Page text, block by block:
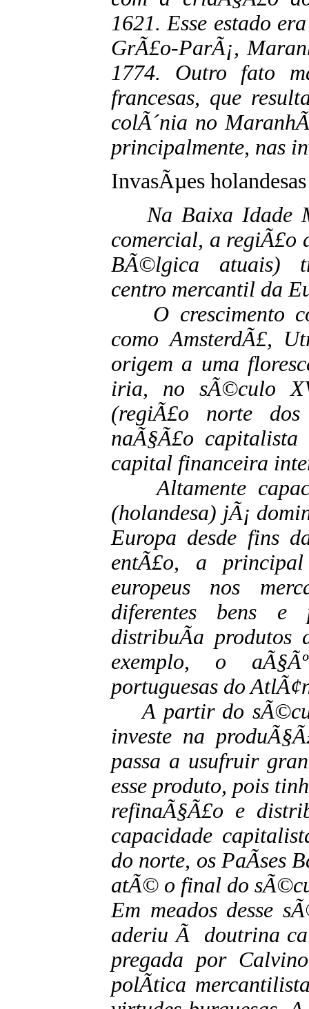
1621. Esse estado
GrÃ£o-ParÃ¡,
1774. Outro fato
francesas, que
colÃ´nia no
principalmente, nas
InvasÃµes
Na Baixa Idade
comercial, a regiÃ£o
BÃ©lgica atuais)
centro mercantil da
O crescimento
como AmsterdÃ£,
origem a uma
iria, no sÃ©culo
(regiÃ£o norte
naÃ§Ã£o
capital financeira
Altamente
(holandesa) jÃ¡
Europa desde fins
entÃ£o, a
europeus nos
diferentes bens e
distribuÃ­a produtos
exemplo, o
portuguesas do
A partir do
investe na
passa a usufruir
esse produto, pois
refinaÃ§Ã£o e
capacidade
do norte, os PaÃ­ses
atÃ© o final do
Em meados desse
aderiu Ã doutrina
pregada por
polÃ­tica